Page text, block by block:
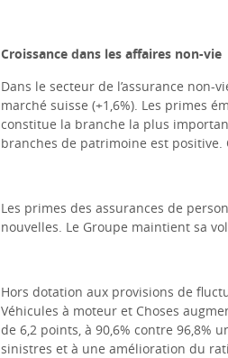
Croissance dans les affaires non-vie
Dans le secteur de l’assurance
marché suisse (+1,6%). Les primes
constitue la branche la plus
branches de patrimoine est
Les primes des assurances de
nouvelles. Le Groupe maintient sa
Hors dotation aux provisions de
Véhicules à moteur et Choses
de 6,2 points, à 90,6% contre 96,8%
sinistres et à une amélioration du